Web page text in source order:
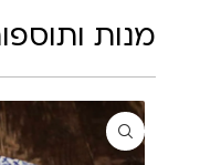
מנות